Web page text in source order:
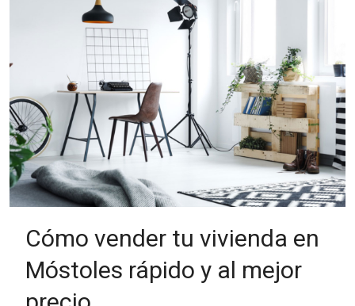
Cómo vender tu vivienda en
Móstoles rápido y al mejor